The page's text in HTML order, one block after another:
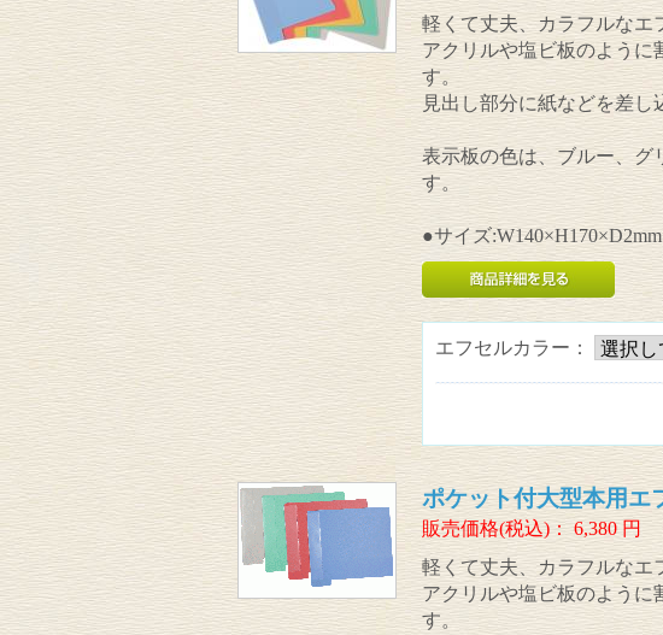
軽くて丈夫、カラフルなエ
アクリルや塩ビ板のように
す。
見出し部分に紙などを差
表示板の色は、ブルー、グ
す。
●サイズ:W140×H170×D2mm
エフセルカラー：
ポケット付大型本用
販売価格(税込)： 6,380円
軽くて丈夫、カラフルなエ
アクリルや塩ビ板のように
す。